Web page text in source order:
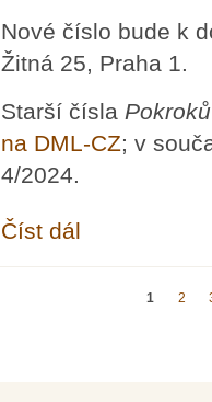
Nové číslo bude k
Žitná 25, Praha 1.
Starší čísla
na DML-CZ; v
4/2024.
Číst dál
1 2